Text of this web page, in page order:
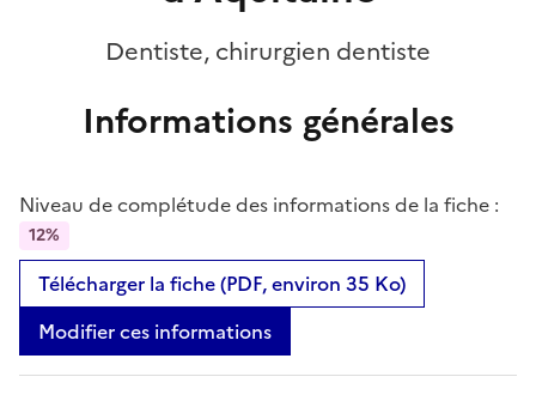
Dentiste, chirurgien dentiste
Informations générales
Niveau de complétude des informations de la fiche :
12%
Télécharger la fiche (PDF, environ 35 Ko)
Modifier ces informations